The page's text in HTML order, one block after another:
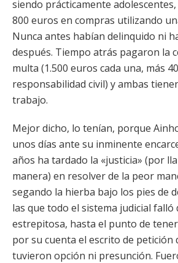
siendo prácticamente
800 euros en compras utilizando
Nunca antes habían delinquido ni
después. Tiempo atrás pagaron la
multa (1.500 euros cada una, más
responsabilidad civil) y ambas
trabajo.
Mejor dicho, lo tenían, porque
unos días ante su inminente
años ha tardado la «justicia» (por
manera) en resolver de la peor
segando la hierba bajo los pies de
las que todo el sistema judicial falló
estrepitosa, hasta el punto de
por su cuenta el escrito de petición
tuvieron opción ni presunción.